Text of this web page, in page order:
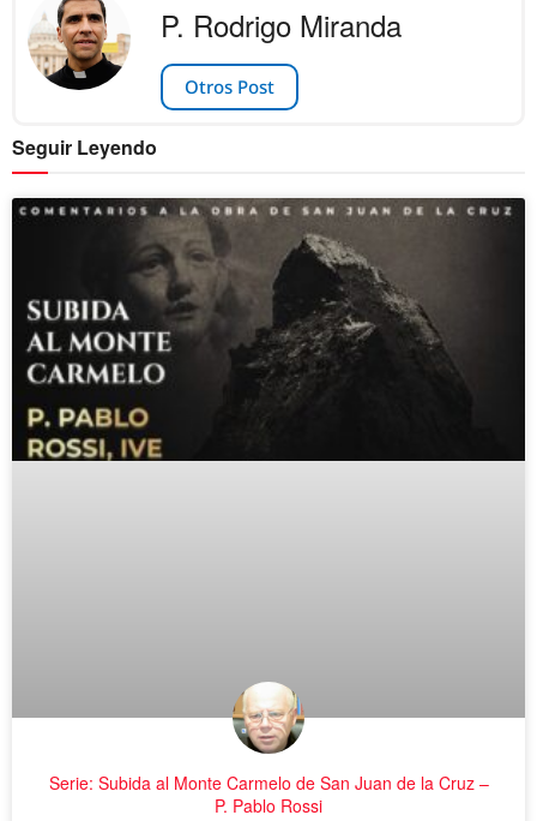
P. Rodrigo Miranda
Otros Post
Seguir Leyendo
Serie: Subida al Monte Carmelo de San Juan de la Cruz –
P. Pablo Rossi